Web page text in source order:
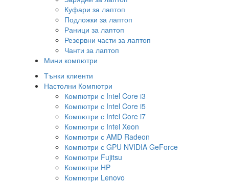
Куфари за лаптоп
Подложки за лаптоп
Раници за лаптоп
Резервни части за лаптоп
Чанти за лаптоп
Мини компютри
Тънки клиенти
Настолни Компютри
Компютри с Intel Core i3
Компютри с Intel Core i5
Компютри с Intel Core i7
Компютри с Intel Xeon
Компютри с AMD Radeon
Компютри с GPU NVIDIA GeForce
Компютри Fujitsu
Компютри HP
Компютри Lenovo